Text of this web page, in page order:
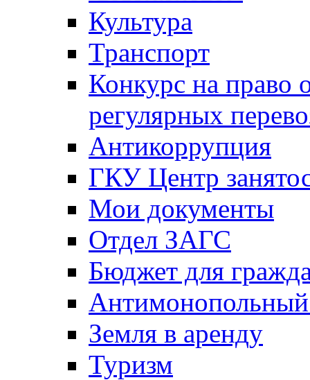
Культура
Транспорт
Конкурс на право
регулярных
Антикоррупция
ГКУ Центр
Мои документы
Отдел ЗАГС
Бюджет для
Антимонопольный
Земля в аренду
Туризм